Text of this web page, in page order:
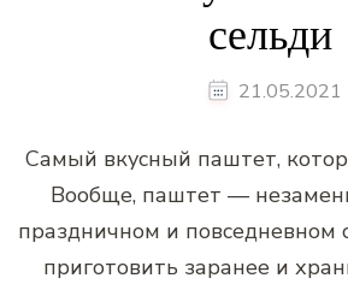
сельди
21.05.2021
Самый вкусный паштет,
Вообще, паштет —
праздничном и повседневном
приготовить заранее и